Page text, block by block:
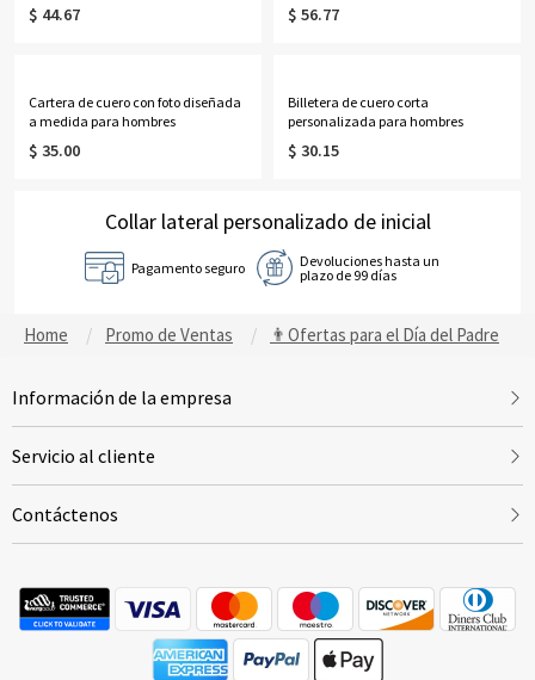
$ 44.67 $ 56.77
Cartera de cuero con foto diseñada
a medida para hombres
$ 35.00
Billetera de cuero corta
personalizada para hombres
$ 30.15
Collar lateral personalizado de inicial
Pagamento seguro
Devoluciones hasta un
plazo de 99 días
Home Promo de Ventas 👨Ofertas para el Día del Padre
Información de la empresa
Servicio al cliente
Contáctenos